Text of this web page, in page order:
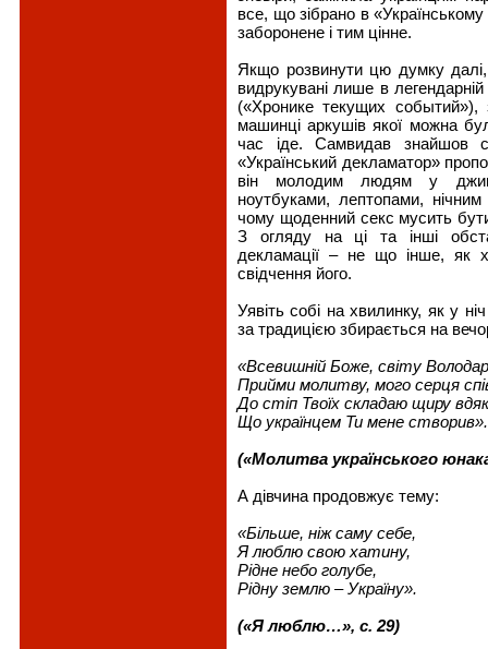
все, що зібрано в
заборонене і тим цінне.
Якщо розвинути цю думку
видрукувані лише в
(«Хронике текущих событий»),
машинці аркушів якої можна
час іде. Самвидав знайшов
«Український декламатор»
він молодим людям у
ноутбуками, лептопами,
чому щоденний секс мусить
З огляду на ці та інші
декламації – не що інше, як
свідчення його.
Уявіть собі на хвилинку, як у
за традицією збирається на
«Всевишній Боже, світу
Прийми молитву, мого серця
До стіп Твоїх складаю щиру
Що українцем Ти мене створив».
(«Молитва українського
А дівчина продовжує тему:
«Більше, ніж саму себе,
Я люблю свою хатину,
Рідне небо голубе,
Рідну землю – Україну».
(«Я люблю…», с. 29)